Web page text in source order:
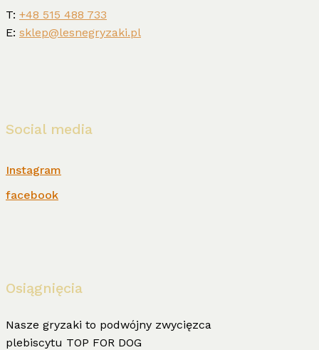
T: +48 515 488 733
E: sklep@lesnegryzaki.pl
Social media
Instagram
facebook
Osiągnięcia
Nasze gryzaki to podwójny zwycięzca
plebiscytu TOP FOR DOG